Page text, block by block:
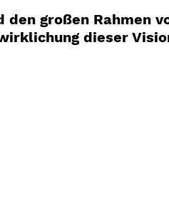
großen Rahmen
dieser